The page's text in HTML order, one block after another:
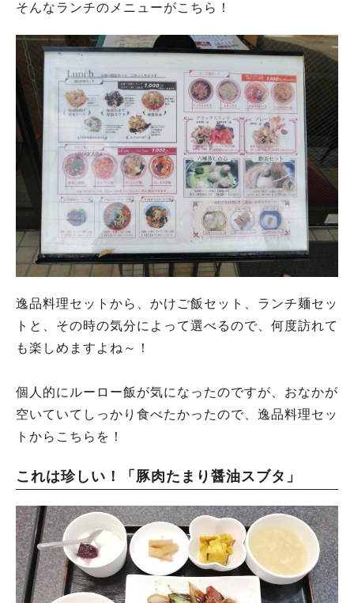
そんなランチのメニューがこちら！
逸品料理セットから、かけご飯セット、ランチ麺セッ
トと、その時の気分によって選べるので、何度訪れて
も楽しめますよね～！
個人的にルーロー飯が気になったのですが、おなかが
空いていてしっかり食べたかったので、逸品料理セッ
トからこちらを！
これは珍しい！「豚肉たまり醤油スブタ」